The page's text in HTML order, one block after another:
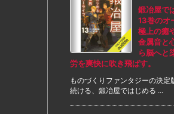
鍛冶屋で
13巻のオ
極上の癒
金属音と
ら脳へと
労を爽快に吹き飛ばす。
ものづくりファンタジーの決
続ける、鍛冶屋ではじめる ...